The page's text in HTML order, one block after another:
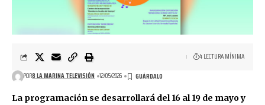
POR8 LA MARINA TELEVISIÓN 12/05/2026
4 LECTURA MÍNIMA
La programación se desarrollará del 16 al 19 de mayo y